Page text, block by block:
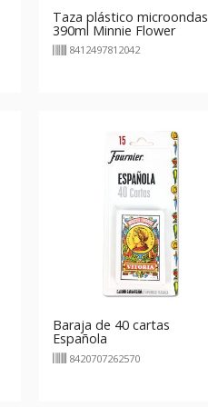
Taza plástico microondas
390ml Minnie Flower
8412497812042
Baraja de 40 cartas
Española
8420707262570